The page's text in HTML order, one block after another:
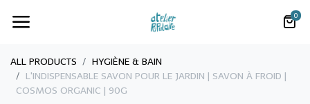
0
ALL PRODUCTS
​HYGIÈNE & BAIN
L'INDISPENSABLE SAVON POUR LE JARDIN | SAVON À FROID |
COSMOS ORGANIC | 90G